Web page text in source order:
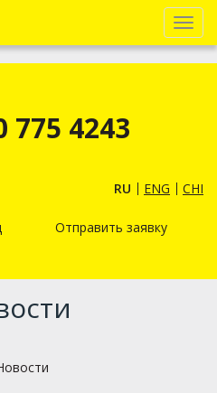
Menu
775 4243
RU ENG CHI
Отправить заявку